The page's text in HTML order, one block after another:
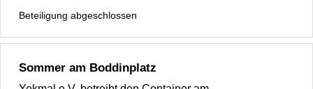
Beteiligung abgeschlossen
Sommer am Boddinplatz